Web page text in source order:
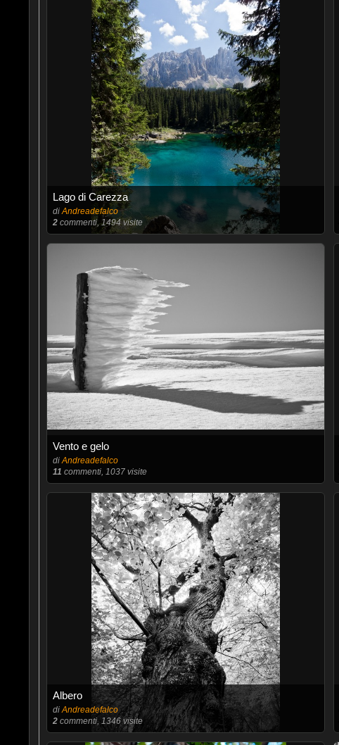
Lago di Carezza
diAndreadefalco
2commenti, 1494 visite
Vento e gelo
diAndreadefalco
11 commenti, 1037 visite
Albero
diAndreadefalco
2commenti, 1346 visite